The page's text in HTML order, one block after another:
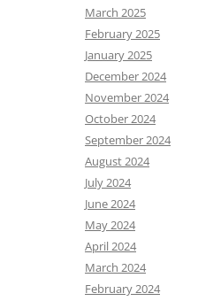
March 2025
February 2025
January 2025
December 2024
November 2024
October 2024
September 2024
August 2024
July 2024
June 2024
May 2024
April 2024
March 2024
February 2024